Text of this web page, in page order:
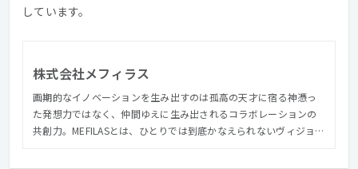
しています。
株式会社メフィラス
画期的なイノベーションを生み出すのは孤高の天才に宿る神憑っ
た発想力ではなく、仲間ゆえに生み出されるコラボレーションの
共創力。MEFILASとは、ひとりでは到底かなえられないヴィジョン